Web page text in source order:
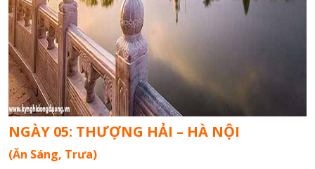
NGÀY 05: THƯỢNG HẢI – HÀ NỘI
(Ăn Sáng, Trưa)